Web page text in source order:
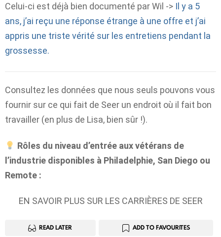
Celui-ci est déjà bien documenté par Wil -> Il y a 5
ans, j’ai reçu une réponse étrange à une offre et j’ai
appris une triste vérité sur les entretiens pendant la
grossesse.
Consultez les données que nous seuls pouvons vous
fournir sur ce qui fait de Seer un endroit où il fait bon
travailler (en plus de Lisa, bien sûr !).
Rôles du niveau d’entrée aux vétérans de
l’industrie disponibles à Philadelphie, San Diego ou
Remote :
EN SAVOIR PLUS SUR LES CARRIÈRES DE SEER
READ LATER ADD TO FAVOURITES